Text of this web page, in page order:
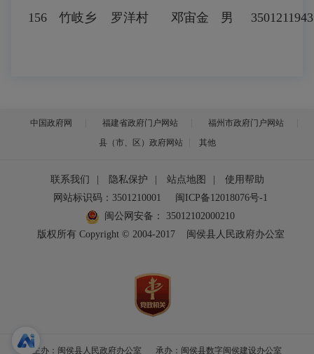
156 竹岐乡 罗洋村 邓宙金 男
中国政府网 福建省政府门户网站
福州市政府门户网站
县（市、区）政府网站
其他
联系我们 隐私保护 站点地图
使用帮助
网站标识码：3501210001
闽ICP备12018076号-1
闽公网安备：
35012102000210
版权所有 Copyright © 2004-2017
闽侯县人民政府办公室
主办：闽侯县人民政府办公室 承办：闽侯县数字闽侯建设办公室